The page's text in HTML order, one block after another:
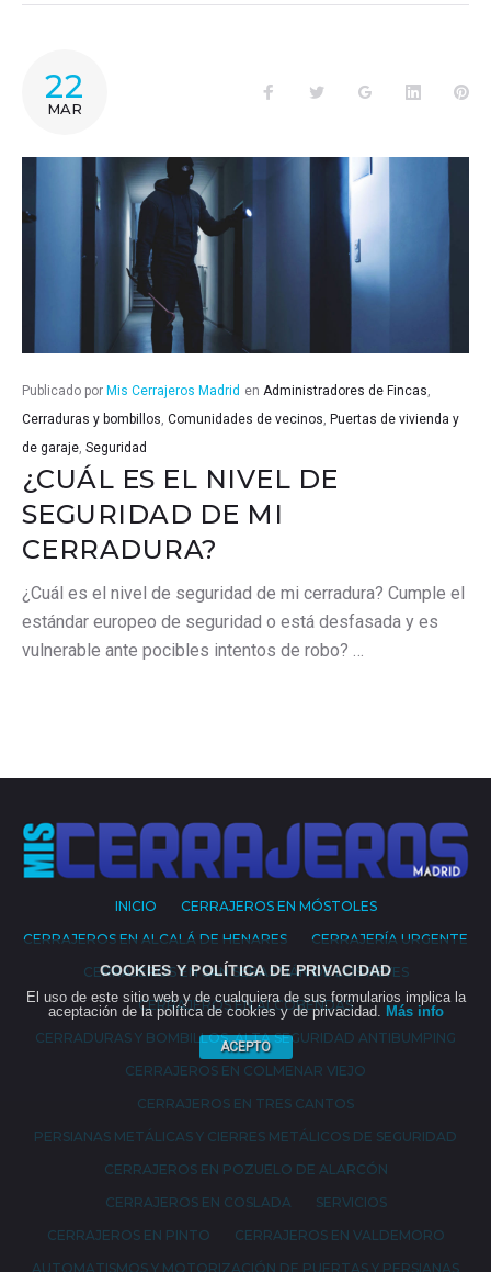
22
MAR
FacebookTwitter Google+ LinkedIn
Publicado por Mis Cerrajeros Madrid en Administradores de Fincas,
Cerraduras y bombillos, Comunidades de vecinos, Puertas de vivienda y
de garaje, Seguridad
¿CUÁL ES EL NIVEL DE
SEGURIDAD DE MI
CERRADURA?
¿Cuál es el nivel de seguridad de mi cerradura? Cumple el
estándar europeo de seguridad o está desfasada y es
vulnerable ante pocibles intentos de robo? …
INICIO
CERRAJEROS EN MÓSTOLES
CERRAJEROS EN ALCALÁ DE HENARES
CERRAJERÍA URGENTE
CERRAJEROS EN SAN SEBASTIÁN DE LOS REYES
CERRAJEROS EN ALCOBENDAS
CERRADURAS Y BOMBILLOS. ALTA SEGURIDAD ANTIBUMPING
CERRAJEROS EN COLMENAR VIEJO
CERRAJEROS EN TRES CANTOS
PERSIANAS METÁLICAS Y CIERRES METÁLICOS DE SEGURIDAD
CERRAJEROS EN POZUELO DE ALARCÓN
CERRAJEROS EN COSLADA
SERVICIOS
CERRAJEROS EN PINTO
CERRAJEROS EN VALDEMORO
AUTOMATISMOS Y MOTORIZACIÓN DE PUERTAS Y PERSIANAS
COOKIES Y POLÍTICA DE PRIVACIDAD
El uso de este sitio web y de cualquiera de sus formularios implica la
aceptación de la política de cookies y de privacidad. Más info
ACEPTO